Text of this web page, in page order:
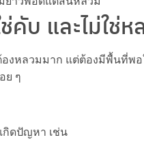
คับ และไม่ใช่ห
องหลวมมาก แต่ต้องมีพื้นที่พ
ย ๆ
กิดปัญหา เช่น